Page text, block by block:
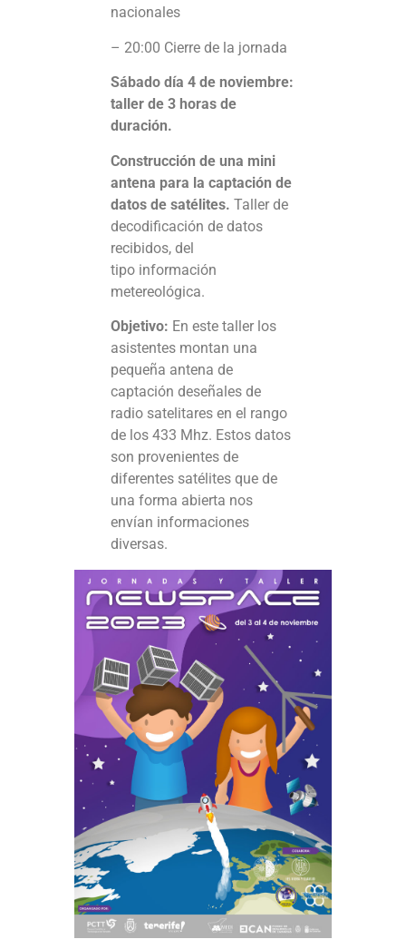
nacionales
– 20:00 Cierre de la jornada
Sábado día 4 de noviembre:
taller de 3 horas de
duración.
Construcción de una mini
antena para la captación de
datos de satélites. Taller de
decodificación de datos
recibidos, del
tipo información
metereológica.
Objetivo: En este taller los
asistentes montan una
pequeña antena de
captación deseñales de
radio satelitares en el rango
de los 433 Mhz. Estos datos
son provenientes de
diferentes satélites que de
una forma abierta nos
envían informaciones
diversas.